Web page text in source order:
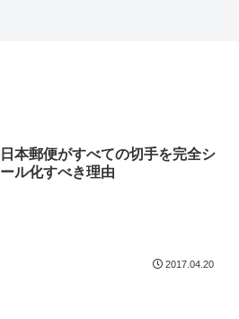
日本郵便がすべての切手を完全シ
ール化すべき理由
2017.04.20